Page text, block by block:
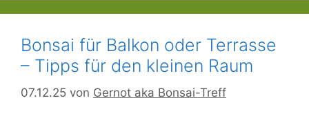
Bonsai für Balkon oder Terrasse
– Tipps für den kleinen Raum
07.12.25 von Gernot aka Bonsai-Treff